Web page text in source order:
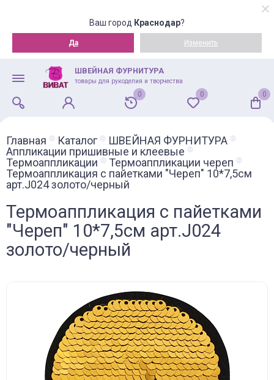
Ваш город Краснодар?
Да Изменить
ШВЕЙНАЯ ФУРНИТУРА
товары для рукоделия и творчества
0 0 0
Главная Каталог
ШВЕЙНАЯ ФУРНИТУРА
Аппликации пришивные и клеевые
Термоаппликации
Термоаппликации череп
Термоаппликация с пайетками "Череп" 10*7,5см
арт.J024 золото/черный
Термоаппликация с пайетками
"Череп" 10*7,5см арт.J024
золото/черный